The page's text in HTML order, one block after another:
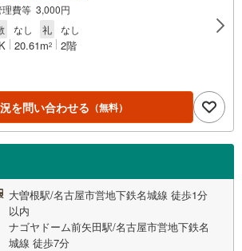
理費等 3,000円
なし 礼 なし
20.61m2 2階
を問い合わせる （無料）
大曽根駅/名古屋市営地下鉄名城線 徒歩1分
以内
ナゴヤドーム前矢田駅/名古屋市営地下鉄名
城線 徒歩7分